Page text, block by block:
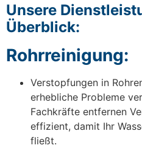
Unsere
Überblick:
Rohrreinigung:
Verstopfungen in
erhebliche Probleme
Fachkräfte entfernen
effizient, damit Ihr
fließt.